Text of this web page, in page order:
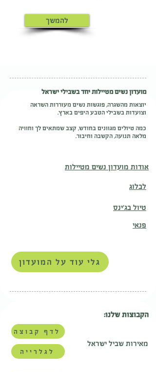
להמשך
מועדון נשים מטיילות יחד בשבילי ישראל
יוצאות מהשגרה, פוגשות נשים מעוררות השראה
וצועדות בשבילי הטבע היפים בארץ.
כמה טיולים מגוונים בחודש, קצב שמתאים לך וחוויה
מלאה תנועה, הקשבה וחיבור.
אודות מועדון נשים מטיילות
לבלוג
טיול בג'ינס
פנאי
גלי עוד על המועדון
הקבוצות שלנו:
לדף קבוצה
לגלרייה
מאירות שביל ישראל